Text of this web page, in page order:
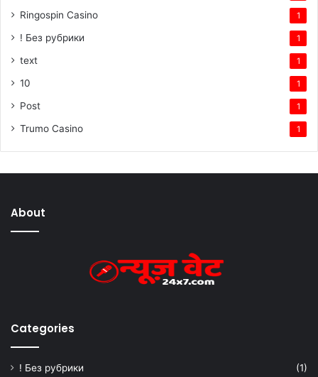
Ringospin Casino 1
! Без рубрики 1
text 1
10 1
Post 1
Trumo Casino 1
About
Categories
! Без рубрики
(1)